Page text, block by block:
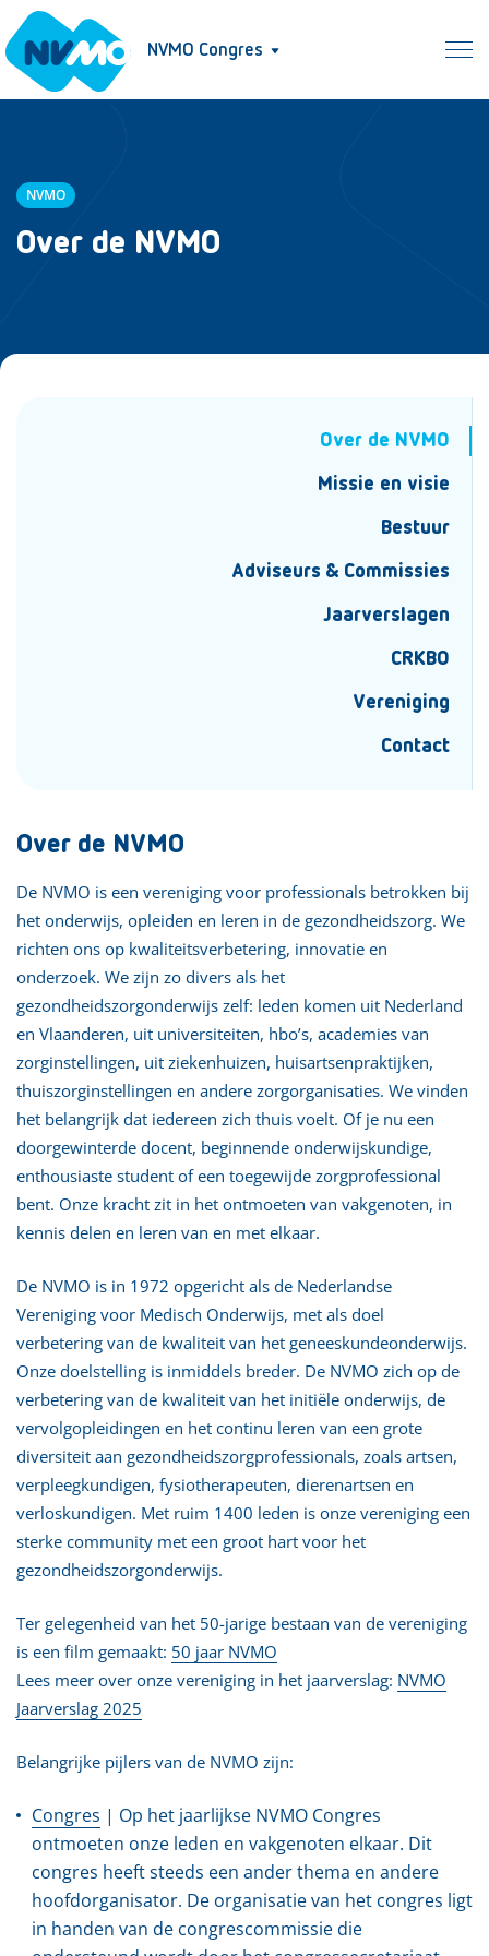
NVMO Congres
NVMO
Over de NVMO
Over de NVMO
Missie en visie
Bestuur
Adviseurs & Commissies
Jaarverslagen
CRKBO
Vereniging
Contact
Over de NVMO
De NVMO is een vereniging voor professionals betrokken bij
het onderwijs, opleiden en leren in de gezondheidszorg. We
richten ons op kwaliteitsverbetering, innovatie en
onderzoek. We zijn zo divers als het
gezondheidszorgonderwijs zelf: leden komen uit Nederland
en Vlaanderen, uit universiteiten, hbo’s, academies van
zorginstellingen, uit ziekenhuizen, huisartsenpraktijken,
thuiszorginstellingen en andere zorgorganisaties. We vinden
het belangrijk dat iedereen zich thuis voelt. Of je nu een
doorgewinterde docent, beginnende onderwijskundige,
enthousiaste student of een toegewijde zorgprofessional
bent. Onze kracht zit in het ontmoeten van vakgenoten, in
kennis delen en leren van en met elkaar.
De NVMO is in 1972 opgericht als de Nederlandse
Vereniging voor Medisch Onderwijs, met als doel
verbetering van de kwaliteit van het geneeskundeonderwijs.
Onze doelstelling is inmiddels breder. De NVMO zich op de
verbetering van de kwaliteit van het initiële onderwijs, de
vervolgopleidingen en het continu leren van een grote
diversiteit aan gezondheidszorgprofessionals, zoals artsen,
verpleegkundigen, fysiotherapeuten, dierenartsen en
verloskundigen. Met ruim 1400 leden is onze vereniging een
sterke community met een groot hart voor het
gezondheidszorgonderwijs.
Ter gelegenheid van het 50-jarige bestaan van de vereniging
is een film gemaakt: 50 jaar NVMO
Lees meer over onze vereniging in het jaarverslag: NVMO
Jaarverslag 2025
Belangrijke pijlers van de NVMO zijn:
Congres | Op het jaarlijkse NVMO Congres
ontmoeten onze leden en vakgenoten elkaar. Dit
congres heeft steeds een ander thema en andere
hoofdorganisator. De organisatie van het congres ligt
in handen van de congrescommissie die